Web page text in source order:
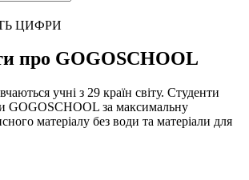
ЦИФРИ
про GOGOSCHOOL
учні з 29 країн світу. Студенти
GOGOSCHOOL за максимальну
матеріалу без води та матеріали для